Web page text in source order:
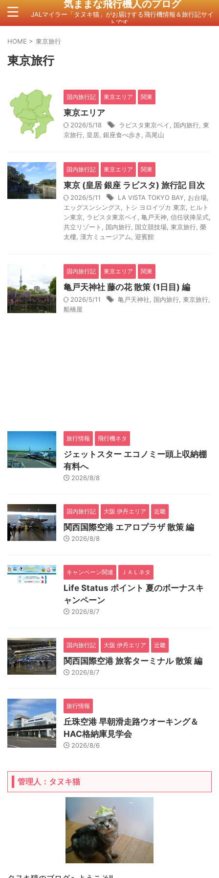
気ままな飛行機人のプログ
JALマイラー「タヌキ猫」がお届けする飛行機情報＆旅行記サイ
トです。
HOME > 東京旅行
東京旅行
国内旅行記 東京エリア 関東
東京エリア
2026/5/18 ラビスタ東京ベイ 国内旅行 東
京旅行 皇居 銀座食べ歩き 高尾山
国内旅行記 東京エリア 関東
東京 (皇居 銀座 ラビスタ) 旅行記 目次
2026/5/11 LA VISTA TOKYO BAY お台場
エッグスンシングス
トシ ヨロイヅカ 東京
ヒルト
ン東京 ラビスタ東京ベイ 亀戸天神 信任状捧呈式
共立リゾート
国内旅行 国立競技場 東京旅行 榮
太樓 漢方ミュージアム 迎賓館
国内旅行記 東京エリア 関東
亀戸天神社 藤の花 散策 (1日目) 編
2026/5/11 亀戸天神社 国内旅行 東京旅行
船橋屋
旅行情報 飛行機ネタ
ジェットスター エコノミー頭上収納棚
有料へ
2026/8/8
国内旅行記 大阪 伊丹エリア 近畿
関西国際空港 エアロプラザ 散策 編
2026/8/8
キャンペーン関連 ＪＡＬネタ
Life Status ポイント 夏のボーナスキ
ャンペーン
2026/8/7
国内旅行記 大阪 伊丹エリア 近畿
関西国際空港 旅客ターミナル 散策 編
2026/8/7
旅行情報
丘珠空港 早朝滑走路ウオーキング＆
HAC格納庫見学会
2026/8/6
管理人：タヌキ猫